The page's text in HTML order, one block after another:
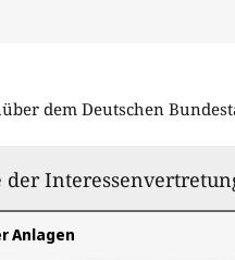
dem Deutschen
Anlagen